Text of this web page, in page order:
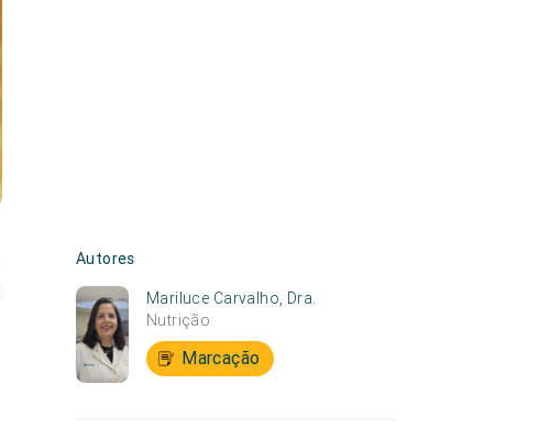
Autores
Mariluce Carvalho, Dra.
Nutrição
Marcação